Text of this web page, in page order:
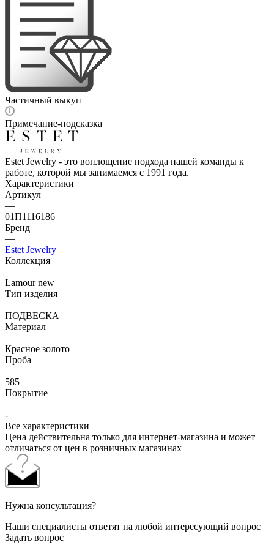
Частичный выкуп
Примечание-подсказка
Estet Jewelry - это воплощение подхода нашей команды к
работе, которой мы занимаемся с 1991 года.
Характеристики
Артикул
—
01П1116186
Бренд
—
Estet Jewelry
Коллекция
—
Lamour new
Тип изделия
—
ПОДВЕСКА
Материал
—
Красное золото
Проба
—
585
Покрытие
—
-
Все характеристики
Цена действительна только для интернет-магазина и может
отличаться от цен в розничных магазинах
Нужна консультация?
Наши специалисты ответят на любой интересующий вопрос
Задать вопрос